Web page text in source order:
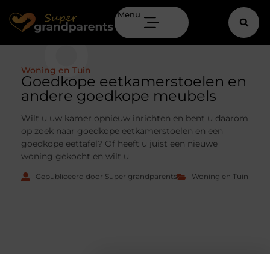
Menu
Woning en Tuin
Goedkope eetkamerstoelen en
andere goedkope meubels
Wilt u uw kamer opnieuw inrichten en bent u daarom
op zoek naar goedkope eetkamerstoelen en een
goedkope eettafel? Of heeft u juist een nieuwe
woning gekocht en wilt u
Gepubliceerd door Super grandparents Woning en Tuin